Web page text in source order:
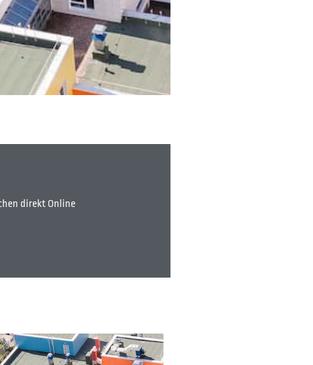
direkt Online